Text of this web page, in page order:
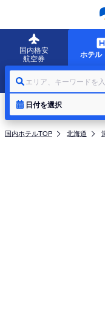
国内格安
航空券
ホテル
エリア、キーワードを
日付を選択
国内ホテルTOP 北海道